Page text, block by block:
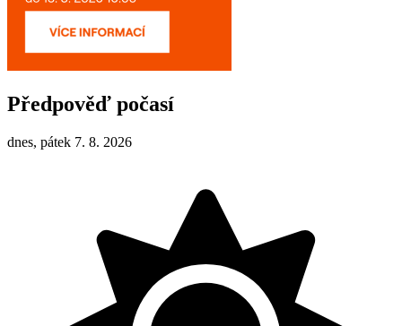
Předpověď počasí
dnes, pátek 7. 8. 2026